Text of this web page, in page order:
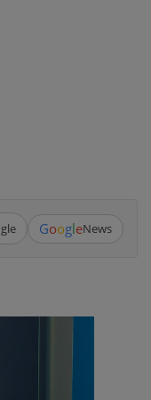
GoogleNews